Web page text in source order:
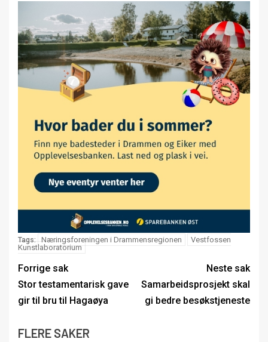
Tags: Næringsforeningen i Drammensregionen
Vestfossen
Kunstlaboratorium
Forrige sak
Stor testamentarisk gave
gir til bru til Hagaøya
Neste sak
Samarbeidsprosjekt skal
gi bedre besøkstjeneste
FLERE SAKER